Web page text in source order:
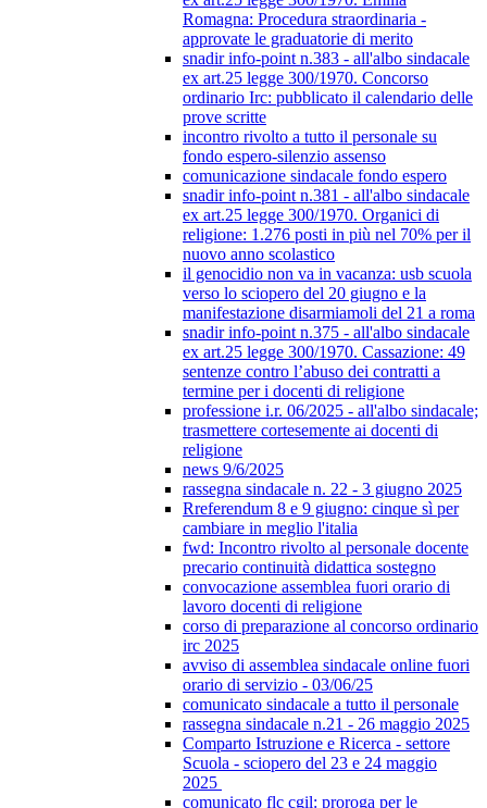
Romagna: Procedura straordinaria -
approvate le graduatorie di merito
snadir info-point n.383 - all'albo sindacale
ex art.25 legge 300/1970. Concorso
ordinario Irc: pubblicato il calendario delle
prove scritte
incontro rivolto a tutto il personale su
fondo espero-silenzio assenso
comunicazione sindacale fondo espero
snadir info-point n.381 - all'albo sindacale
ex art.25 legge 300/1970. Organici di
religione: 1.276 posti in più nel 70% per il
nuovo anno scolastico
il genocidio non va in vacanza: usb scuola
verso lo sciopero del 20 giugno e la
manifestazione disarmiamoli del 21 a roma
snadir info-point n.375 - all'albo sindacale
ex art.25 legge 300/1970. Cassazione: 49
sentenze contro l’abuso dei contratti a
termine per i docenti di religione
professione i.r. 06/2025 - all'albo sindacale;
trasmettere cortesemente ai docenti di
religione
news 9/6/2025
rassegna sindacale n. 22 - 3 giugno 2025
Rreferendum 8 e 9 giugno: cinque sì per
cambiare in meglio l'italia
fwd: Incontro rivolto al personale docente
precario continuità didattica sostegno
convocazione assemblea fuori orario di
lavoro docenti di religione
corso di preparazione al concorso ordinario
irc 2025
avviso di assemblea sindacale online fuori
orario di servizio - 03/06/25
comunicato sindacale a tutto il personale
rassegna sindacale n.21 - 26 maggio 2025
Comparto Istruzione e Ricerca - settore
Scuola - sciopero del 23 e 24 maggio
2025
comunicato flc cgil: proroga per le